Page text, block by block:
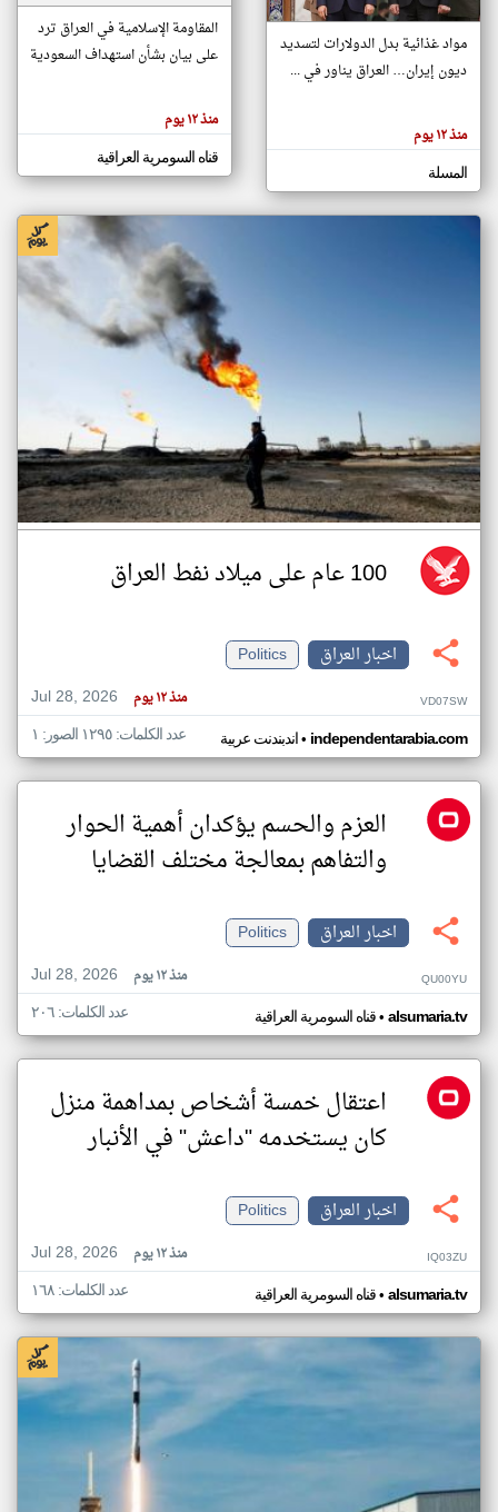
مصادر الأخبار من العراق
اخبار العراق على مدار الساعة
أهم اخبار العراق العاجلة والمباشرة
الموجوده
هنا عن
وجهة
كاتبيها.
مواد غذائية بدل الدولارات لتسديد
ديون إيران… العراق يناور في ...
منذ ١٢ يوم
المسلة
المقاومة الإسلامية في العراق ترد
على بيان بشأن استهداف السعودية
منذ ١٢ يوم
قناه السومرية العراقية
100 عام على ميلاد نفط العراق
اخبار العراق
Politics
Jul 28, 2026
منذ ١٢ يوم VD07SW
اندبندنت عربية• independentarabia.com عدد الكلمات: ١٢٩٥ الصور: ١
العزم والحسم يؤكدان أهمية الحوار
والتفاهم بمعالجة مختلف القضايا
اخبار العراق
Politics
Jul 28, 2026
منذ ١٢ يوم QU00YU
قناه السومرية العراقية• alsumaria.tv عدد الكلمات: ٢٠٦
اعتقال خمسة أشخاص بمداهمة منزل
كان يستخدمه "داعش" في الأنبار
اخبار العراق
Politics
Jul 28, 2026
منذ ١٢ يوم IQ03ZU
قناه السومرية العراقية• alsumaria.tv عدد الكلمات: ١٦٨
klyoum.com